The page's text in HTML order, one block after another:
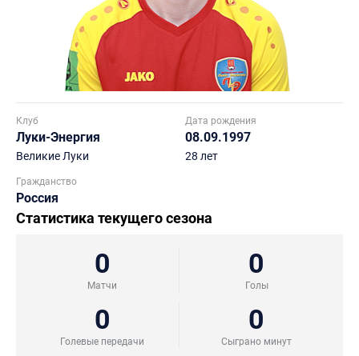
Клуб
Луки-Энергия
Великие Луки
Дата рождения
08.09.1997
28 лет
Гражданство
Россия
Статистика текущего сезона
0
Матчи
0
Голы
0
Голевые передачи
0
Сыграно минут